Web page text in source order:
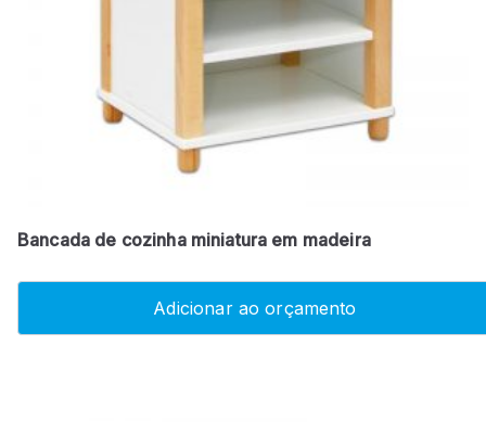
Bancada de cozinha miniatura em madeira
Adicionar ao orçamento